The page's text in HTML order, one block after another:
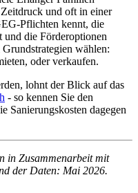
und oft in einer
Pflichten kennt, die
und die Förderoptionen
wählen:
oder verkaufen.
lohnt der Blick auf das
- so kennen Sie den
Sanierungskosten dagegen
in Zusammenarbeit mit
der Daten: Mai 2026.